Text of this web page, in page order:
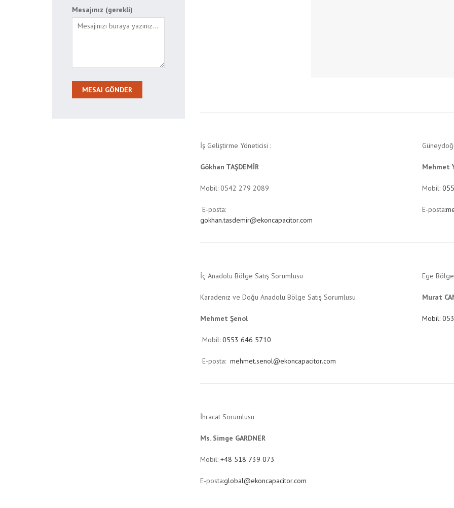
Mesajınız (gerekli)
İş Geliştirme Yöneticisi :
Gökhan TAŞDEMİR
Mobil: 0542 279 2089
E-posta:
gokhan.tasdemir@ekoncapacitor.com
Mehmet
Mobil:
E-posta:
İç Anadolu Bölge Satış Sorumlusu
Karadeniz ve Doğu Anadolu Bölge Satış Sorumlusu
Mehmet Şenol
Mobil: 0553 646 5710
E-posta: mehmet.senol@ekoncapacitor.com
Ege
Murat
Mobil:
İhracat Sorumlusu
Ms. Simge GARDNER
Mobil: +48 518 739 073
E-posta:global@ekoncapacitor.com